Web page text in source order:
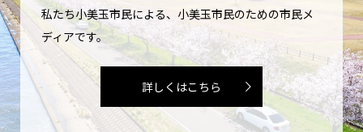
私たち小美玉市民による、小美玉市民のための市民メ
ディアです。
詳しくはこちら